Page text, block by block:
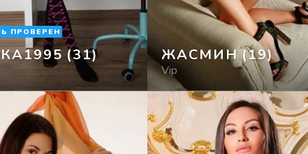
(31)
ПРОВЕРЕН
ЖАСМИН(19)
Vip